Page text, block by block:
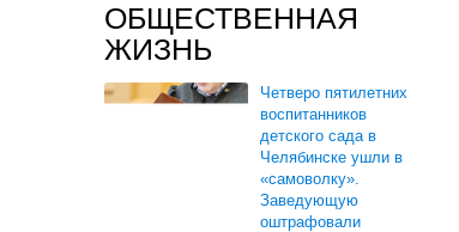
ОБЩЕСТВЕННАЯ
ЖИЗНЬ
Четверо пятилетних
воспитанников
детского сада в
Челябинске ушли в
«самоволку».
Заведующую
оштрафовали